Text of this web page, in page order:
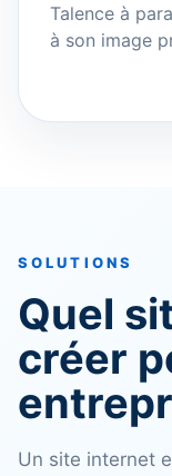
Talence à
à son image
SOLUTIONS
Quel
créer
Un site internet